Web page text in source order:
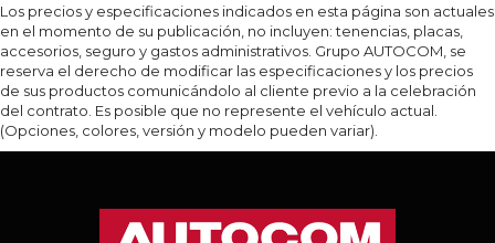
Los precios y especificaciones indicados en esta página son actuales
en el momento de su publicación, no incluyen: tenencias, placas,
accesorios, seguro y gastos administrativos. Grupo AUTOCOM, se
reserva el derecho de modificar las especificaciones y los precios
de sus productos comunicándolo al cliente previo a la celebración
del contrato. Es posible que no represente el vehículo actual.
(Opciones, colores, versión y modelo pueden variar).